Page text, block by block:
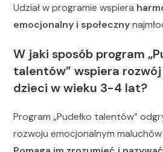
Udział w programie wspiera
emocjonalny i społeczny
W jaki sposób program
talentów” wspiera
dzieci w wieku 3-4 lat?
Program „Pudełko talentów”
rozwoju emocjonalnym